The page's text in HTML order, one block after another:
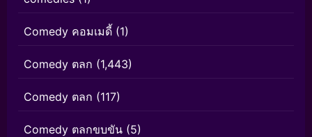
Comedy คอมเมดี้ (1)
Comedy ตลก (1,443)
Comedy ตลก (117)
Comedy ตลกขบขัน (5)